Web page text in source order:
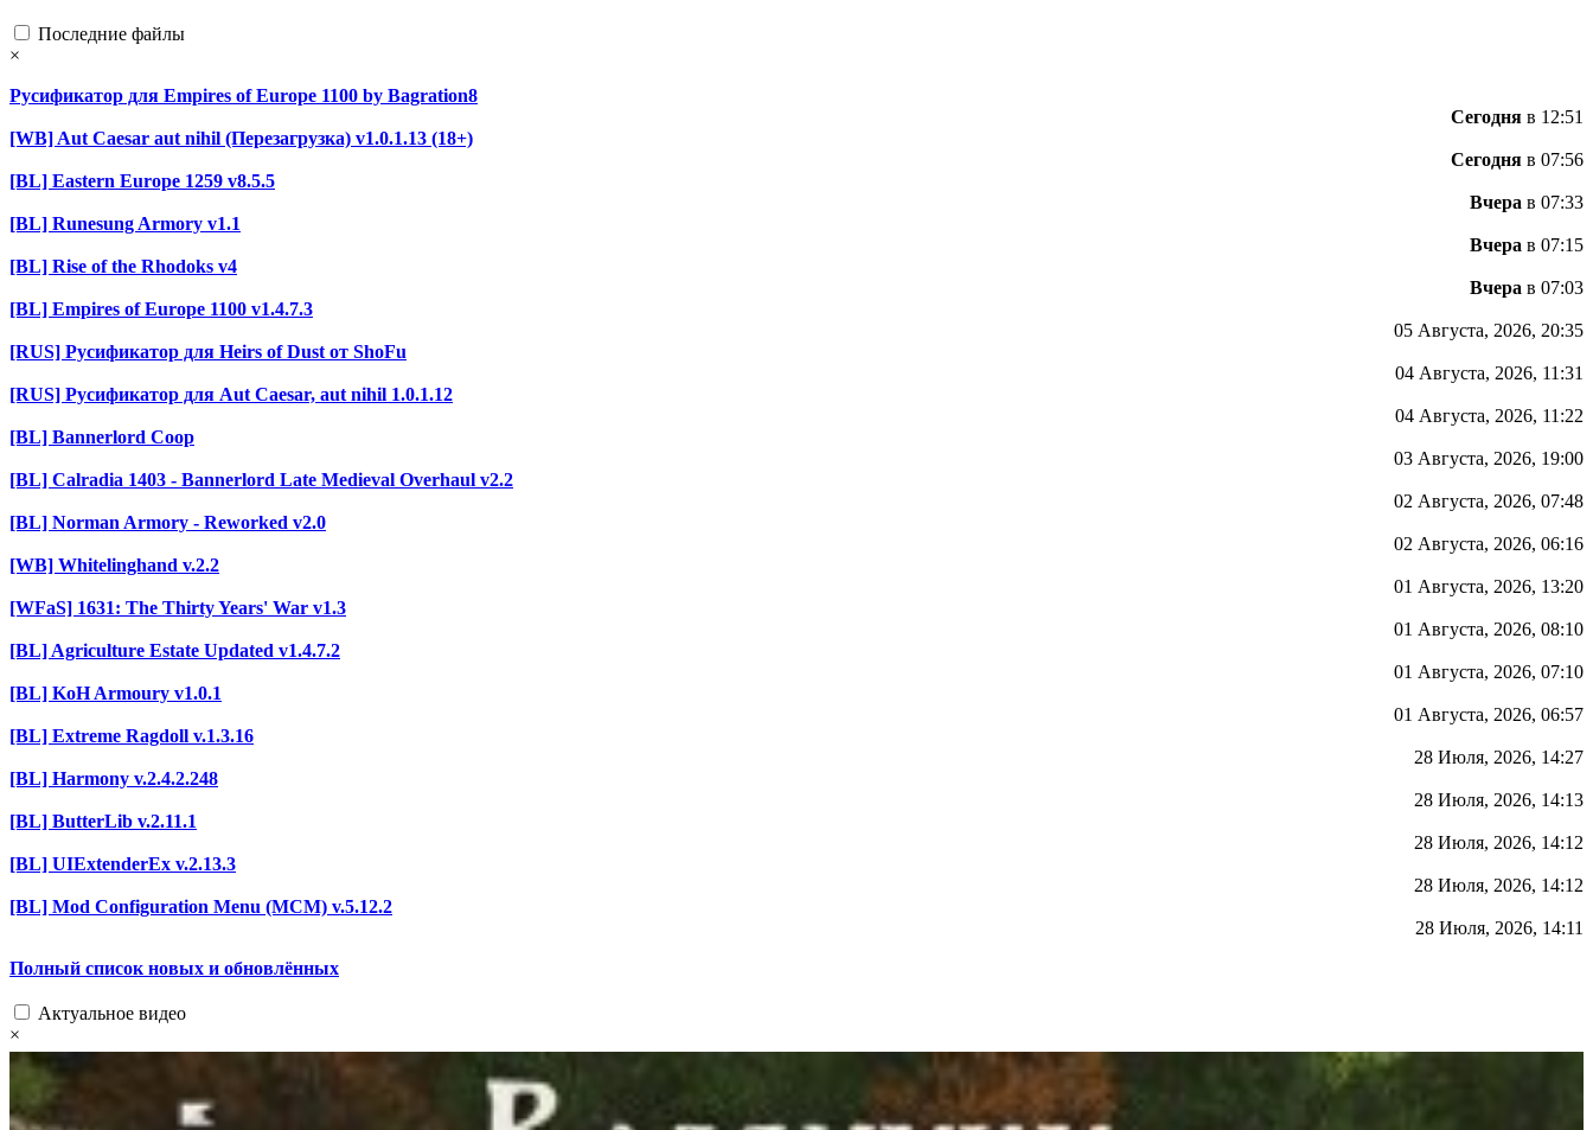
Последние файлы
×
Русификатор для Empires of Europe 1100 by Bagration8
Сегодня в 12:51
[WB] Aut Caesar aut nihil (Перезагрузка) v1.0.1.13 (18+)
Сегодня в 07:56
[BL] Eastern Europe 1259 v8.5.5
Вчера в 07:33
[BL] Runesung Armory v1.1
Вчера в 07:15
[BL] Rise of the Rhodoks v4
Вчера в 07:03
[BL] Empires of Europe 1100 v1.4.7.3
05 Августа, 2026, 20:35
[RUS] Русификатор для Heirs of Dust от ShoFu
04 Августа, 2026, 11:31
[RUS] Русификатор для Aut Caesar, aut nihil 1.0.1.12
04 Августа, 2026, 11:22
[BL] Bannerlord Coop
03 Августа, 2026, 19:00
[BL] Calradia 1403 - Bannerlord Late Medieval Overhaul v2.2
02 Августа, 2026, 07:48
[BL] Norman Armory - Reworked v2.0
02 Августа, 2026, 06:16
[WB] Whitelinghand v.2.2
01 Августа, 2026, 13:20
[WFaS] 1631: The Thirty Years' War v1.3
01 Августа, 2026, 08:10
[BL] Agriculture Estate Updated v1.4.7.2
01 Августа, 2026, 07:10
[BL] KoH Armoury v1.0.1
01 Августа, 2026, 06:57
[BL] Extreme Ragdoll v.1.3.16
28 Июля, 2026, 14:27
[BL] Harmony v.2.4.2.248
28 Июля, 2026, 14:13
[BL] ButterLib v.2.11.1
28 Июля, 2026, 14:12
[BL] UIExtenderEx v.2.13.3
28 Июля, 2026, 14:12
[BL] Mod Configuration Menu (MCM) v.5.12.2
28 Июля, 2026, 14:11
Полный список новых и обновлённых
Актуальное видео
×